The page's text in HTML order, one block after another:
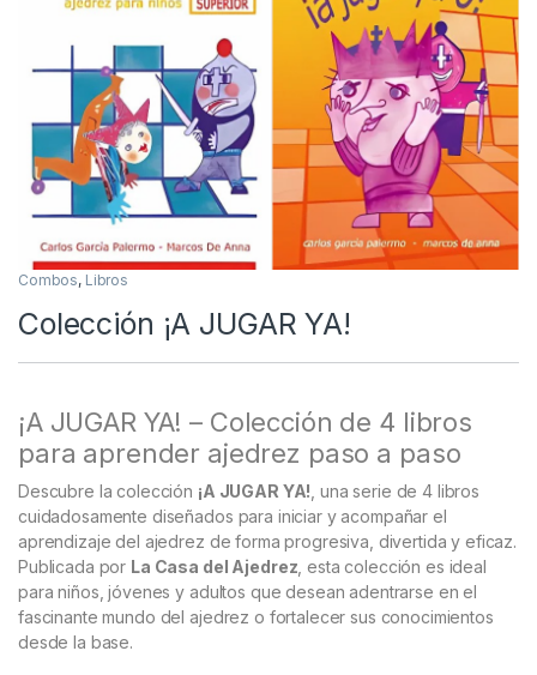
Combos, Libros
Colección ¡A JUGAR YA!
¡A JUGAR YA! – Colección de 4 libros
para aprender ajedrez paso a paso
Descubre la colección ¡A JUGAR YA! , una serie de 4 libros
cuidadosamente diseñados para iniciar y acompañar el
aprendizaje del ajedrez de forma progresiva, divertida y eficaz.
Publicada por La Casa del Ajedrez , esta colección es ideal
para niños, jóvenes y adultos que desean adentrarse en el
fascinante mundo del ajedrez o fortalecer sus conocimientos
desde la base.